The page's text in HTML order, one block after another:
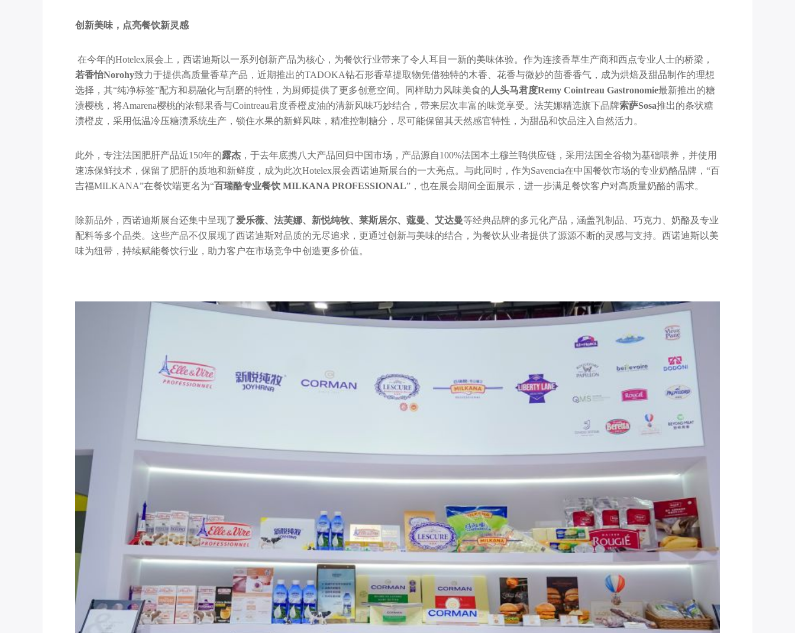
创新美味，点亮餐饮新灵感
在今年的Hotelex展会上，西诺迪斯以一系列创新产品为核心，为餐饮行业带来了令人耳目一新的美味体验。作为连接香草生产商和西点专业人士的桥梁，
若香怡Norohy致力于提供高质量香草产品，近期推出的TADOKA钻石形香草提取物凭借独特的木香、花香与微妙的茴香香气，成为烘焙及甜品制作的理想
选择，其“纯净标签”配方和易融化与刮磨的特性，为厨师提供了更多创意空间。同样助力风味美食的人头马君度Remy Cointreau Gastronomie最新推出的糖
渍樱桃，将Amarena樱桃的浓郁果香与Cointreau君度香橙皮油的清新风味巧妙结合，带来层次丰富的味觉享受。法芙娜精选旗下品牌索萨Sosa推出的条状糖
渍橙皮，采用低温冷压糖渍系统生产，锁住水果的新鲜风味，精准控制糖分，尽可能保留其天然感官特性，为甜品和饮品注入自然活力。
此外，专注法国肥肝产品近150年的露杰 ，于去年底携八大产品回归中国市场，产品源自100%法国本土穆兰鸭供应链，采用法国全谷物为基础喂养，并使用
速冻保鲜技术，保留了肥肝的质地和新鲜度，成为此次Hotelex展会西诺迪斯展台的一大亮点。与此同时，作为Savencia在中国餐饮市场的专业奶酪品牌，“百
吉福MILKANA”在餐饮端更名为“百瑞酪专业餐饮 MILKANA PROFESSIONAL”，也在展会期间全面展示，进一步满足餐饮客户对高质量奶酪的需求。
除新品外，西诺迪斯展台还集中呈现了爱乐薇、法芙娜、新悦纯牧、莱斯居尔、蔻曼、艾达曼等经典品牌的多元化产品，涵盖乳制品、巧克力、奶酪及专业
配料等多个品类。这些产品不仅展现了西诺迪斯对品质的无尽追求，更通过创新与美味的结合，为餐饮从业者提供了源源不断的灵感与支持。西诺迪斯以美
味为纽带，持续赋能餐饮行业，助力客户在市场竞争中创造更多价值。